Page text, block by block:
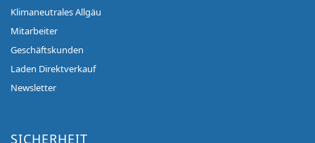
Klimaneutrales Allgäu
Mitarbeiter
Geschäftskunden
Laden Direktverkauf
Newsletter
SICHERHEIT